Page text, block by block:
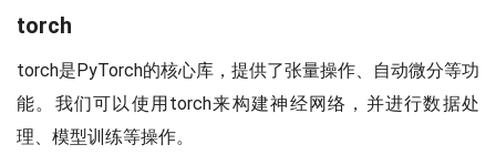
torch
torch是PyTorch的核心库，提供了张量操作、自动微分等功
能。我们可以使用torch来构建神经网络，并进行数据处
理、模型训练等操作。